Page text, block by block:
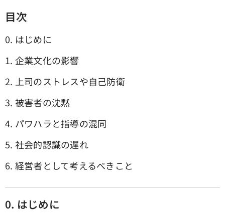
目次
0. はじめに
1. 企業文化の影響
2. 上司のストレスや自己防衛
3. 被害者の沈黙
4. パワハラと指導の混同
5. 社会的認識の遅れ
6. 経営者として考えるべきこと
0. はじめに